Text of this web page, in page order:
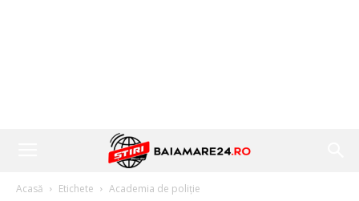
Acasă Etichete Academia de poliție